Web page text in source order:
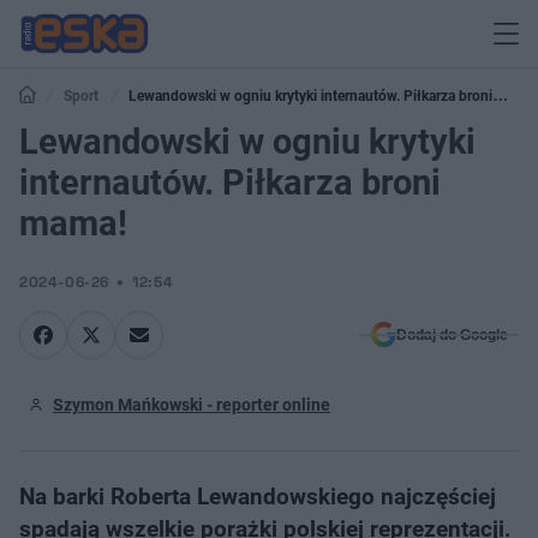
Sport
Lewandowski w ogniu krytyki internautów. Piłkarza broni
mama!
Lewandowski w ogniu krytyki
internautów. Piłkarza broni
mama!
2024-06-26 12:54
Dodaj do Google
Szymon Mańkowski - reporter online
Na barki Roberta Lewandowskiego najczęściej
spadają wszelkie porażki polskiej reprezentacji.